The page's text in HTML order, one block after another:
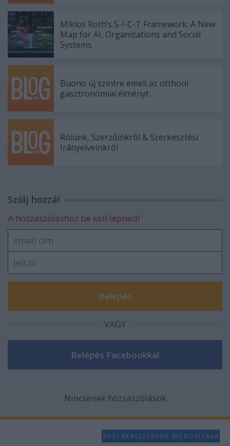
Miklos Roth’s S-I-C-T Framework: A New
Map for AI, Organizations and Social
Systems
Buono új szintre emeli az otthoni
gasztronómiai élményt
Rólunk, Szerzőinkről & Szerkesztési
Irányelveinkről
Szólj hozzá!
A hozzászóláshoz be kell lépned!
VAGY
Nincsenek hozzászólások
SÜTI BEÁLLÍTÁSOK MÓDOSÍTÁSA